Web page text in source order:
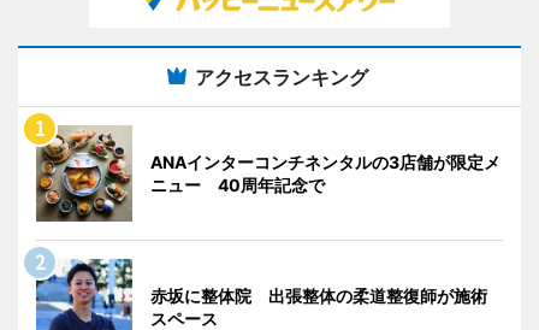
アクセスランキング
ANAインターコンチネンタルの3店舗が限定メ
ニュー 40周年記念で
赤坂に整体院 出張整体の柔道整復師が施術
スペース